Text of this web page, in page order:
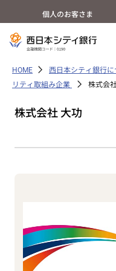
個人のお客さま
HOME 西日本シティ銀行に
リティ取組み企業
株式会
株式会社 大功